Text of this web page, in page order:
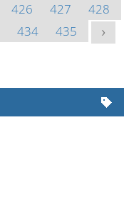
426 427
428
434 435
>